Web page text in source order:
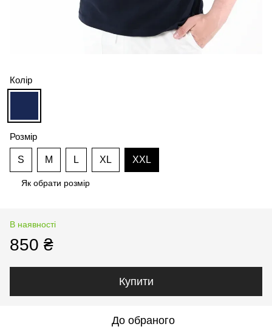
Колір
Розмір
S M L XL XXL
Як обрати розмір
В наявності
850 ₴
Купити
До обраного